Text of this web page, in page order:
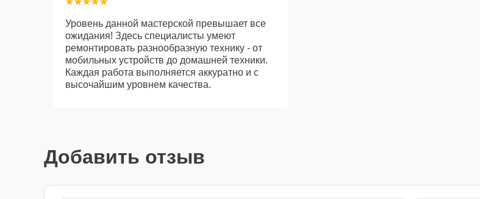
Уровень данной мастерской превышает все
ожидания! Здесь специалисты умеют
ремонтировать разнообразную технику - от
мобильных устройств до домашней техники.
Каждая работа выполняется аккуратно и с
высочайшим уровнем качества.
Добавить отзыв